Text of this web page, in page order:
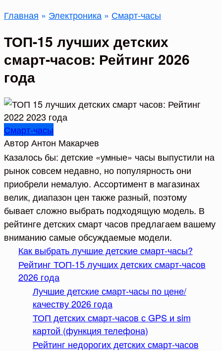
Главная » Электроника » Смарт-часы
ТОП-15 лучших детских
смарт-часов: Рейтинг 2026
года
Смарт-часы
АвторАнтон Макарчев
Казалось бы: детские «умные» часы выпустили на
рынок совсем недавно, но популярность они
приобрели немалую. Ассортимент в магазинах
велик, диапазон цен также разный, поэтому
бывает сложно выбрать подходящую модель. В
рейтинге детских смарт часов предлагаем вашему
вниманию самые обсуждаемые модели.
Как выбрать лучшие детские смарт-часы?
Рейтинг ТОП-15 лучших детских смарт-часов
2026 года
Лучшие детские смарт-часы по цене/
качеству 2026 года
ТОП детских смарт-часов с GPS и sim
картой (функция телефона)
Рейтинг недорогих детских смарт-часов